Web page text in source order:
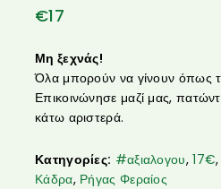
€17
Μη ξεχνάς!
Όλα μπορούν να γίνουν όπως
Επικοινώνησε μαζί μας,
κάτω αριστερά.
Κατηγορίες: #αξιαλογου,17€,
Κάδρα, Ρήγας Φεραίος